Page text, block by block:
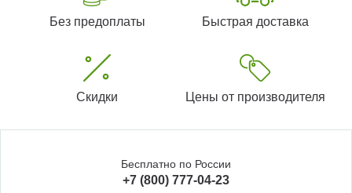
Без предоплаты Быстрая доставка
Скидки Цены от производителя
Бесплатно по России
+7 (800) 777-04-23